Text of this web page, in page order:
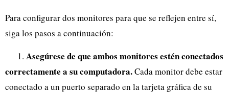
Para configurar dos monitores para que se reflejen entre sí,
siga los pasos a continuación:
1. Asegúrese de que ambos monitores estén conectados
correctamente a su computadora.Cada monitor debe estar
conectado a un puerto separado en la tarjeta gráfica de su